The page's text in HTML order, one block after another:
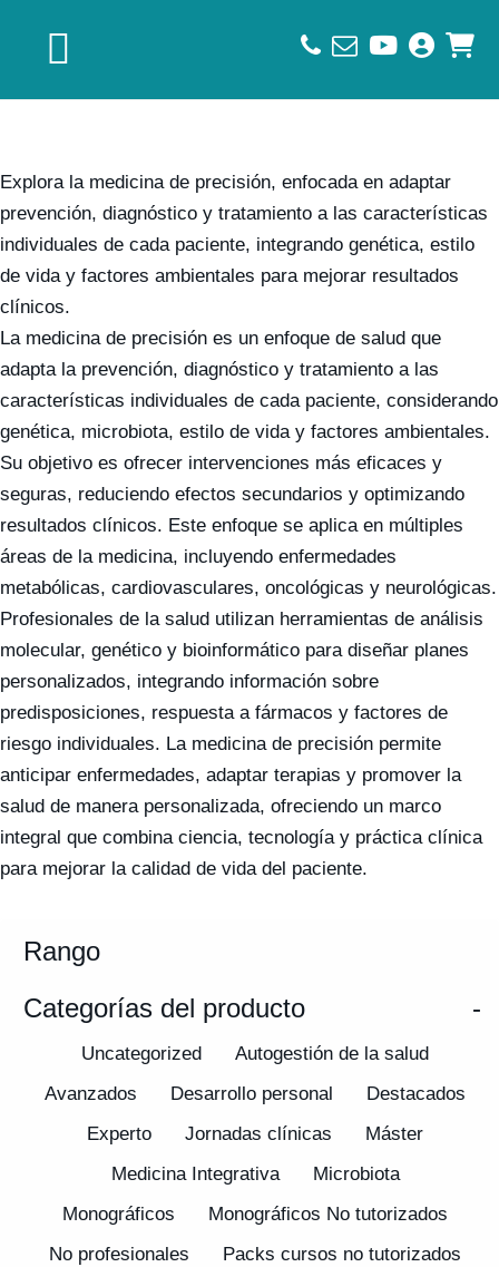
Explora la medicina de precisión, enfocada en adaptar
prevención, diagnóstico y tratamiento a las características
individuales de cada paciente, integrando genética, estilo
de vida y factores ambientales para mejorar resultados
clínicos.
La medicina de precisión es un enfoque de salud que
adapta la prevención, diagnóstico y tratamiento a las
características individuales de cada paciente, considerando
genética, microbiota, estilo de vida y factores ambientales.
Su objetivo es ofrecer intervenciones más eficaces y
seguras, reduciendo efectos secundarios y optimizando
resultados clínicos. Este enfoque se aplica en múltiples
áreas de la medicina, incluyendo enfermedades
metabólicas, cardiovasculares, oncológicas y neurológicas.
Profesionales de la salud utilizan herramientas de análisis
molecular, genético y bioinformático para diseñar planes
personalizados, integrando información sobre
predisposiciones, respuesta a fármacos y factores de
riesgo individuales. La medicina de precisión permite
anticipar enfermedades, adaptar terapias y promover la
salud de manera personalizada, ofreciendo un marco
integral que combina ciencia, tecnología y práctica clínica
para mejorar la calidad de vida del paciente.
Rango
Categorías del producto
-
Uncategorized
Autogestión de la salud
Avanzados
Desarrollo personal
Destacados
Experto
Jornadas clínicas
Máster
Medicina Integrativa
Microbiota
Monográficos
Monográficos No tutorizados
No profesionales
Packs cursos no tutorizados